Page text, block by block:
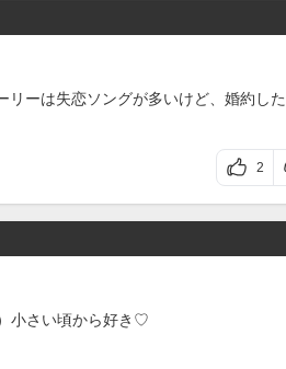
ーは失恋ソングが多いけど、婚約し
2
小さい頃から好き♡